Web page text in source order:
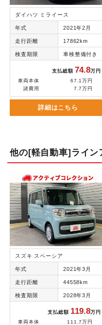
ダイハツ ミライース
年式 2021年2月
走行距離 17862km
検査期限 車検整備付き
支払総額 74.8万円
車両本体
67.1万円
諸費用
7.7万円
詳細はこちら
他の[軽自動車]ライン
スズキ スペーシア
年式 2021年3月
走行距離 44558km
検査期限 2028年3月
支払総額 119.8万円
車両本体
111.7万円